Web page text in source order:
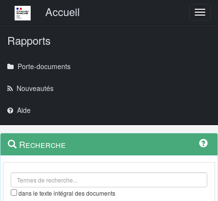
Menu principalAccueil
Rapports
Porte-documents
Nouveautés
Aide
Navigation
outils
Menu
contextuel
Recherche
dans le texte intégral des documents